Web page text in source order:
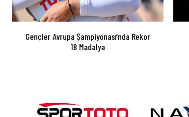
Gençler Avrupa Şampiyonası’nda Rekor
18 Madalya